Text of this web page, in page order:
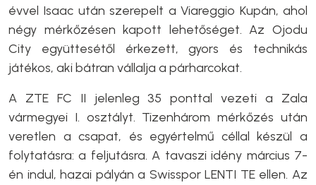
évvel Isaac után szerepelt a Viareggio Kupán, ahol
négy mérkőzésen kapott lehetőséget. Az Ojodu
City együttesétől érkezett, gyors és technikás
játékos, aki bátran vállalja a párharcokat.
A ZTE FC II jelenleg 35 ponttal vezeti a Zala
vármegyei I. osztályt. Tizenhárom mérkőzés után
veretlen a csapat, és egyértelmű céllal készül a
folytatásra: a feljutásra. A tavaszi idény március 7-
én indul, hazai pályán a Swisspor LENTI TE ellen. Az